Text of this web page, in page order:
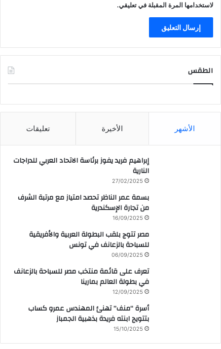
لاستخدامها المرة المقبلة في تعليقي.
الطقس
الأشهر الأخيرة تعليقات
إبراهيم فريد يفوز برئاسة الاتحاد العربي للدراجات
النارية
27/02/2025
بسمة عمر الناظر تحصد امتياز مع مرتبة الشرف
من تجارة الإسكندرية
16/09/2025
مصر تتوج بلقب البطولة العربية والأفريقية
للسباحة بالزعانف في تونس
06/09/2025
تعرف على قائمة منتخب مصر للسباحة بالزعانف
في بطولة العالم بمارينا
12/09/2025
أسرة “منف” تهنئ المهندس عمرو كساب
بتتويج ابنته فريدة بذهبية الجمباز
15/10/2025